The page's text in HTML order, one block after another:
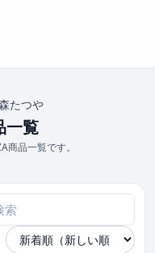
たつや
一覧
商品一覧です。